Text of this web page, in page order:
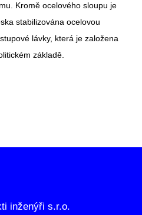
Kromě ocelového sloupu je
stabilizována ocelovou
lávky, která je založena
základě.
inženýři s.r.o.